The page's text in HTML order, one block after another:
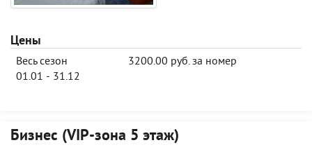
Цены
Весь сезон
01.01 - 31.12
3200.00 руб. за номер
Бизнес (VIP-зона 5 этаж)